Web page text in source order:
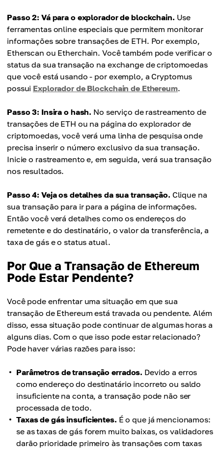
Passo 2: Vá para o explorador de blockchain. Use
ferramentas online especiais que permitem monitorar
informações sobre transações de ETH. Por exemplo,
Etherscan ou Etherchain. Você também pode verificar o
status da sua transação na exchange de criptomoedas
que você está usando - por exemplo, a Cryptomus
possui Explorador de Blockchain de Ethereum.
Passo 3: Insira o hash. No serviço de rastreamento de
transações de ETH ou na página do explorador de
criptomoedas, você verá uma linha de pesquisa onde
precisa inserir o número exclusivo da sua transação.
Inicie o rastreamento e, em seguida, verá sua transação
nos resultados.
Passo 4: Veja os detalhes da sua transação. Clique na
sua transação para ir para a página de informações.
Então você verá detalhes como os endereços do
remetente e do destinatário, o valor da transferência, a
taxa de gás e o status atual.
Por Que a Transação de Ethereum
Pode Estar Pendente?
Você pode enfrentar uma situação em que sua
transação de Ethereum está travada ou pendente. Além
disso, essa situação pode continuar de algumas horas a
alguns dias. Com o que isso pode estar relacionado?
Pode haver várias razões para isso:
Parâmetros de transação errados. Devido a erros
como endereço do destinatário incorreto ou saldo
insuficiente na conta, a transação pode não ser
processada de todo.
Taxas de gás insuficientes. É o que já mencionamos:
se as taxas de gás forem muito baixas, os validadores
darão prioridade primeiro às transações com taxas